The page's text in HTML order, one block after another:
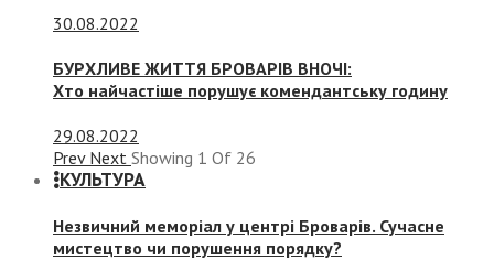
30.08.2022
БУРХЛИВЕ ЖИТТЯ БРОВАРІВ ВНОЧІ:
Хто найчастіше порушує комендантську годину
29.08.2022
Prev Next Showing 1 Of 26
КУЛЬТУРА
Незвичний меморіал у центрі Броварів. Сучасне
мистецтво чи порушення порядку?